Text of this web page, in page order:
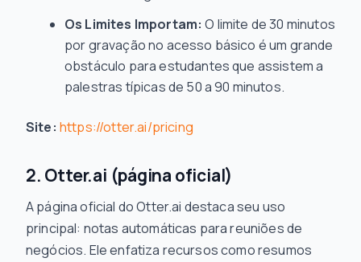
Os Limites Importam: O limite de 30 minutos
por gravação no acesso básico é um grande
obstáculo para estudantes que assistem a
palestras típicas de 50 a 90 minutos.
Site: https://otter.ai/pricing
2. Otter.ai (página oficial)
A página oficial do Otter.ai destaca seu uso
principal: notas automáticas para reuniões de
negócios. Ele enfatiza recursos como resumos